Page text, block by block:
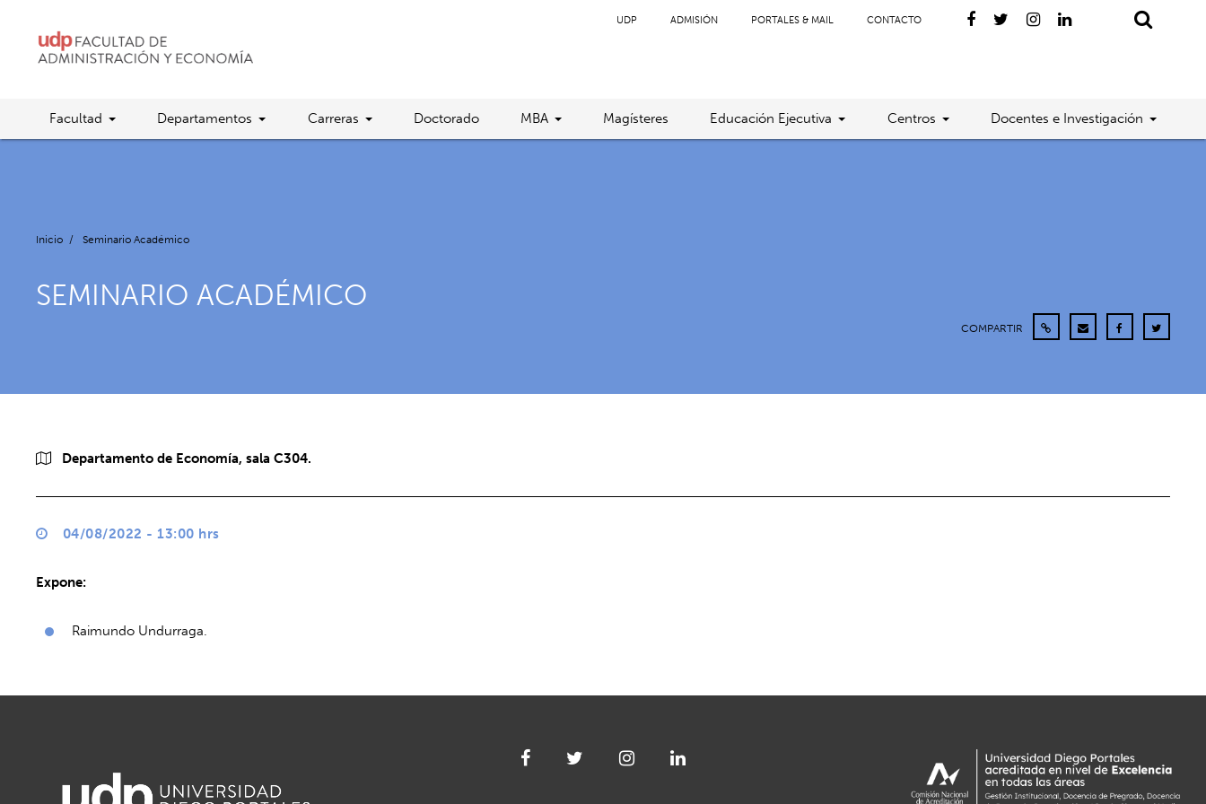
UDP ADMISIÓN PORTALES & MAIL CONTACTO
Facultad Departamentos Carreras Doctorado MBA Magísteres Educación Ejecutiva Centros Docentes e Investigación
Inicio / Seminario Académico
SEMINARIO ACADÉMICO
COMPARTIR
Departamento de Economía, sala C304.
04/08/2022 - 13:00 hrs
Expone:
Raimundo Undurraga.